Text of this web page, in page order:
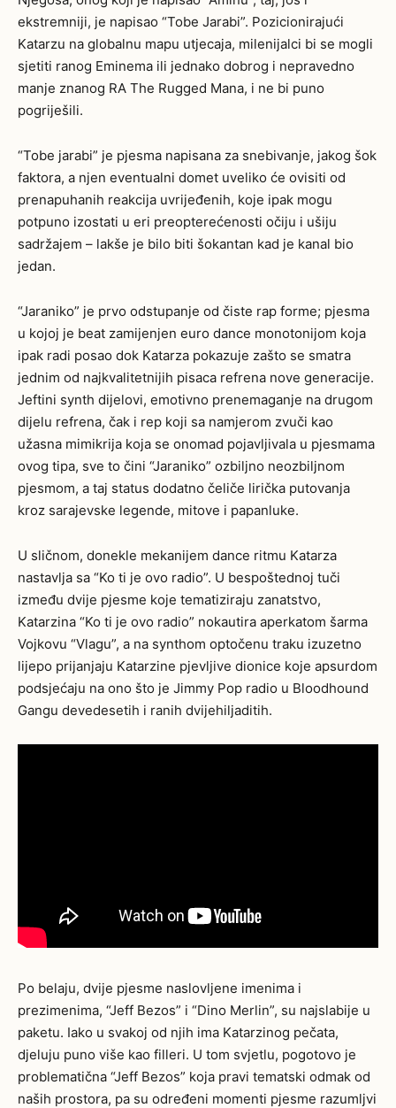
ekstremniji, je napisao “Tobe Jarabi”. Pozicionirajući
Katarzu na globalnu mapu utjecaja, milenijalci bi se mogli
sjetiti ranog Eminema ili jednako dobrog i nepravedno
manje znanog RA The Rugged Mana, i ne bi puno
pogriješili.
“Tobe jarabi” je pjesma napisana za snebivanje, jakog šok
faktora, a njen eventualni domet uveliko će ovisiti od
prenapuhanih reakcija uvrijeđenih, koje ipak mogu
potpuno izostati u eri preopterećenosti očiju i ušiju
sadržajem – lakše je bilo biti šokantan kad je kanal bio
jedan.
“Jaraniko” je prvo odstupanje od čiste rap forme; pjesma
u kojoj je beat zamijenjen euro dance monotonijom koja
ipak radi posao dok Katarza pokazuje zašto se smatra
jednim od najkvalitetnijih pisaca refrena nove generacije.
Jeftini synth dijelovi, emotivno prenemaganje na drugom
dijelu refrena, čak i rep koji sa namjerom zvuči kao
užasna mimikrija koja se onomad pojavljivala u pjesmama
ovog tipa, sve to čini “Jaraniko” ozbiljno neozbiljnom
pjesmom, a taj status dodatno čeliče lirička putovanja
kroz sarajevske legende, mitove i papanluke.
U sličnom, donekle mekanijem dance ritmu Katarza
nastavlja sa “Ko ti je ovo radio”. U bespoštednoj tuči
između dvije pjesme koje tematiziraju zanatstvo,
Katarzina “Ko ti je ovo radio” nokautira aperkatom šarma
Vojkovu “Vlagu”, a na synthom optočenu traku izuzetno
lijepo prijanjaju Katarzine pjevljive dionice koje apsurdom
podsjećaju na ono što je Jimmy Pop radio u Bloodhound
Gangu devedesetih i ranih dvijehiljaditih.
Po belaju, dvije pjesme naslovljene imenima i
prezimenima, “Jeff Bezos” i “Dino Merlin”, su najslabije u
paketu. Iako u svakoj od njih ima Katarzinog pečata,
djeluju puno više kao filleri. U tom svjetlu, pogotovo je
problematična “Jeff Bezos” koja pravi tematski odmak od
naših prostora, pa su određeni momenti pjesme razumljvi